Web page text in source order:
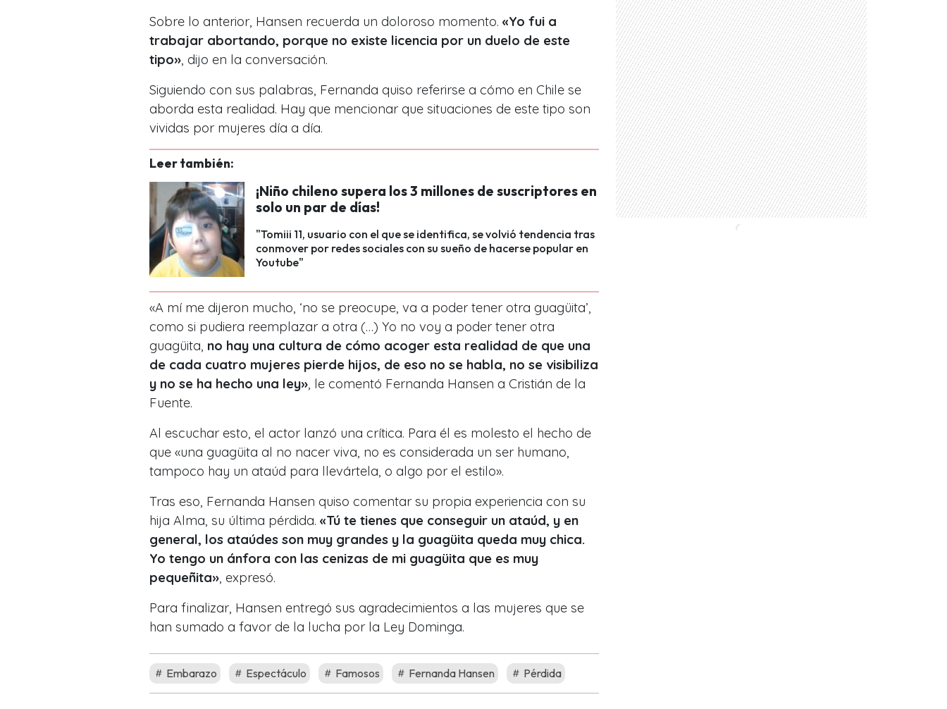
Sobre lo anterior, Hansen recuerda un doloroso momento. «Yo fui a
trabajar abortando, porque no existe licencia por un duelo de este
tipo» , dijo en la conversación.
Siguiendo con sus palabras, Fernanda quiso referirse a cómo en Chile se
aborda esta realidad. Hay que mencionar que situaciones de este tipo son
vividas por mujeres día a día.
Leer también:
¡Niño chileno supera los 3 millones de suscriptores en
solo un par de días!
"Tomiii 11, usuario con el que se identifica, se volvió tendencia tras
conmover por redes sociales con su sueño de hacerse popular en
Youtube"
«A mí me dijeron mucho, ‘no se preocupe, va a poder tener otra guagüita’,
como si pudiera reemplazar a otra (…) Yo no voy a poder tener otra
guagüita, no hay una cultura de cómo acoger esta realidad de que una
de cada cuatro mujeres pierde hijos, de eso no se habla, no se visibiliza
y no se ha hecho una ley» , le comentó Fernanda Hansen a Cristián de la
Fuente.
Al escuchar esto, el actor lanzó una crítica. Para él es molesto el hecho de
que «una guagüita al no nacer viva, no es considerada un ser humano,
tampoco hay un ataúd para llevártela, o algo por el estilo».
Tras eso, Fernanda Hansen quiso comentar su propia experiencia con su
hija Alma, su última pérdida. «Tú te tienes que conseguir un ataúd, y en
general, los ataúdes son muy grandes y la guagüita queda muy chica.
Yo tengo un ánfora con las cenizas de mi guagüita que es muy
pequeñita» , expresó.
Para finalizar, Hansen entregó sus agradecimientos a las mujeres que se
han sumado a favor de la lucha por la Ley Dominga.
Embarazo Espectáculo Famosos Fernanda Hansen Pérdida